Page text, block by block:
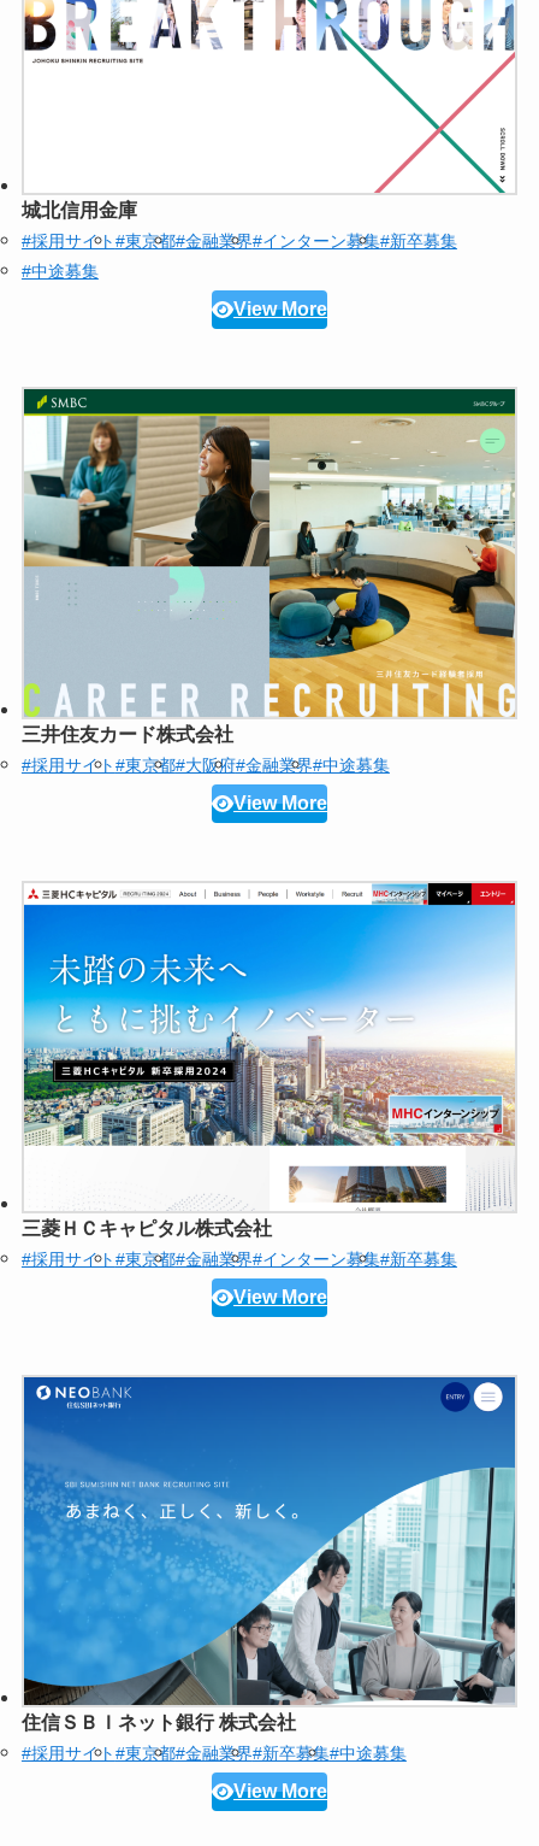
城北信用金庫
#採用サイト#東京都#金融業界#インターン募集#新卒募集
#中途募集
View More
三井住友カード株式会社
#採用サイト#東京都#大阪府#金融業界#中途募集
View More
三菱ＨＣキャピタル株式会社
#採用サイト#東京都#金融業界#インターン募集#新卒募集
View More
住信ＳＢＩネット銀行 株式会社
#採用サイト#東京都#金融業界#新卒募集#中途募集
View More